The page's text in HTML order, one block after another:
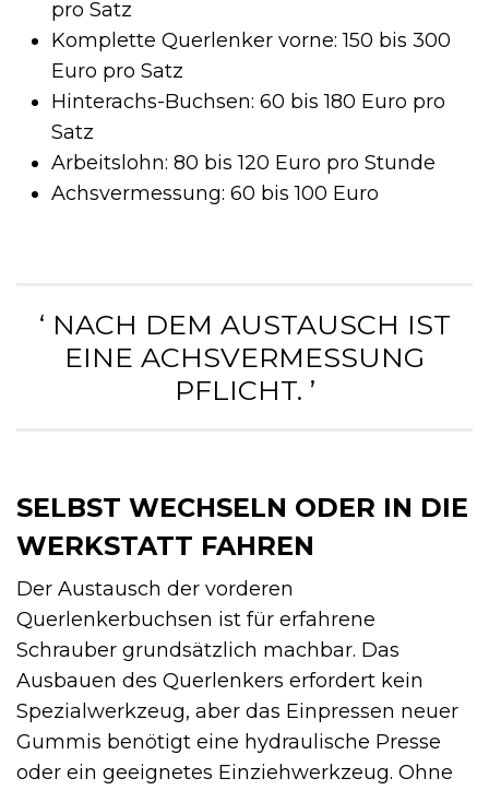
pro Satz
Komplette Querlenker vorne: 150 bis 300
Euro pro Satz
Hinterachs-Buchsen: 60 bis 180 Euro pro
Satz
Arbeitslohn: 80 bis 120 Euro pro Stunde
Achsvermessung: 60 bis 100 Euro
‘ NACH DEM AUSTAUSCH IST
EINE ACHSVERMESSUNG
PFLICHT. ’
SELBST WECHSELN ODER IN DIE
WERKSTATT FAHREN
Der Austausch der vorderen
Querlenkerbuchsen ist für erfahrene
Schrauber grundsätzlich machbar. Das
Ausbauen des Querlenkers erfordert kein
Spezialwerkzeug, aber das Einpressen neuer
Gummis benötigt eine hydraulische Presse
oder ein geeignetes Einziehwerkzeug. Ohne